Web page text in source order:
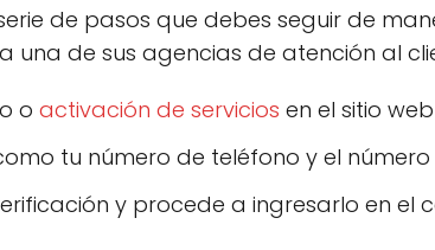
de pasos que debes seguir de
una de sus agencias de atención al
o activación de servicios en el sitio
tu número de teléfono y el número
y procede a ingresarlo en